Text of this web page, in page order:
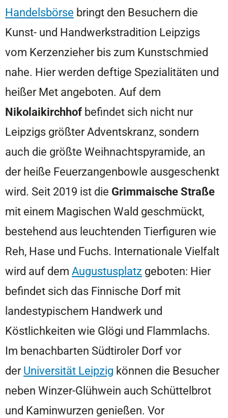
Handelsbörse bringt den Besuchern die
Kunst- und Handwerkstradition Leipzigs
vom Kerzenzieher bis zum Kunstschmied
nahe. Hier werden deftige Spezialitäten und
heißer Met angeboten. Auf dem
Nikolaikirchhof befindet sich nicht nur
Leipzigs größter Adventskranz, sondern
auch die größte Weihnachtspyramide, an
der heiße Feuerzangenbowle ausgeschenkt
wird. Seit 2019 ist die Grimmaische Straße
mit einem Magischen Wald geschmückt,
bestehend aus leuchtenden Tierfiguren wie
Reh, Hase und Fuchs. Internationale Vielfalt
wird auf dem Augustusplatz geboten: Hier
befindet sich das Finnische Dorf mit
landestypischem Handwerk und
Köstlichkeiten wie Glögi und Flammlachs.
Im benachbarten Südtiroler Dorf vor
derUniversität Leipzig können die Besucher
neben Winzer-Glühwein auch Schüttelbrot
und Kaminwurzen genießen. Vor